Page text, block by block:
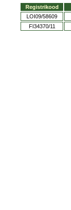
Registrikood
LOI09/58609
FI34370/11